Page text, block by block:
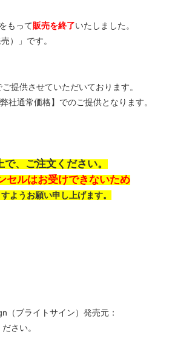
もって販売を終了いたしました。
）」です。
ご提供させていただいております。
社通常価格】でのご提供となります。
、ご注文ください。
セルはお受けできないため
ようお願い申し上げます。
（ブライトサイン）発売元：
さい。